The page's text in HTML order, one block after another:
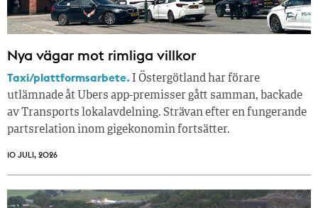
Nya vägar mot rimliga villkor
Taxi/plattformsarbete. I Östergötland har förare
utlämnade åt Ubers app-premisser gått samman, backade
av Transports lokalavdelning. Strävan efter en fungerande
partsrelation inom gigekonomin fortsätter.
10 JULI, 2026